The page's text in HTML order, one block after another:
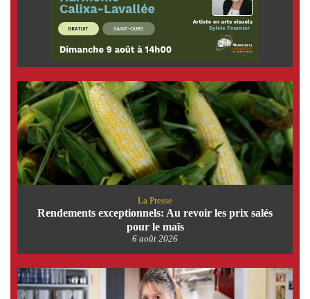
La Presse
Rendements exceptionnels: Au revoir les prix salés
pour le maïs
6 août 2026